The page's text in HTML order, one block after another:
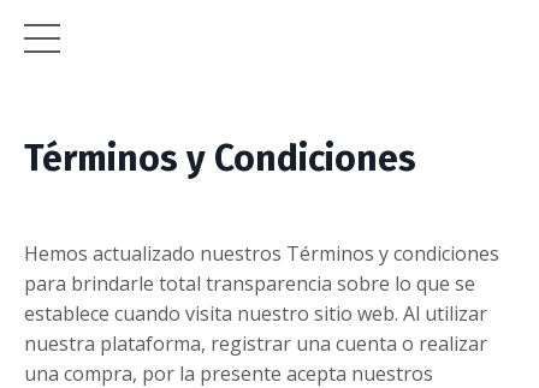
Términos y Condiciones
Hemos actualizado nuestros Términos y condiciones
para brindarle total transparencia sobre lo que se
establece cuando visita nuestro sitio web. Al utilizar
nuestra plataforma, registrar una cuenta o realizar
una compra, por la presente acepta nuestros